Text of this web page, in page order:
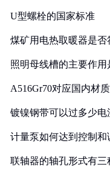
U型螺栓的国家标准
煤矿用电热取暖器是
照明母线槽的主要作用
A516Gr70对应国内材
镀镍钢带可以过多少电
计量泵如何达到控制和
联轴器的轴孔形式有